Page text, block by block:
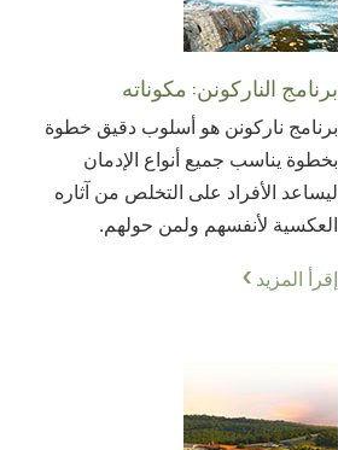
برنامج الناركونن: مكوناته
برنامج ناركونن هو أسلوب دقيق خطوة
بخطوة يناسب جميع أنواع الإدمان
ليساعد الأفراد على التخلص من آثاره
العكسية لأنفسهم ولمن حولهم.
إقرأ المزيد